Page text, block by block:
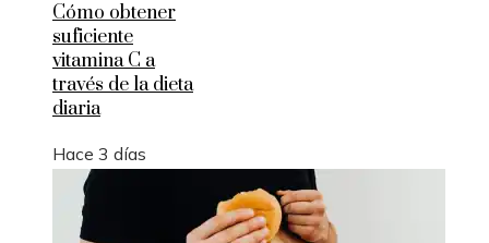
Cómo obtener
suficiente
vitamina C a
través de la dieta
diaria
Hace 3 días